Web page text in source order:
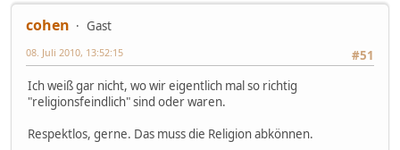
cohen
Gast
#51
08. Juli 2010, 13:52:15
Ich weiß gar nicht, wo wir eigentlich mal so richtig
"religionsfeindlich" sind oder waren.
Respektlos, gerne. Das muss die Religion abkönnen.